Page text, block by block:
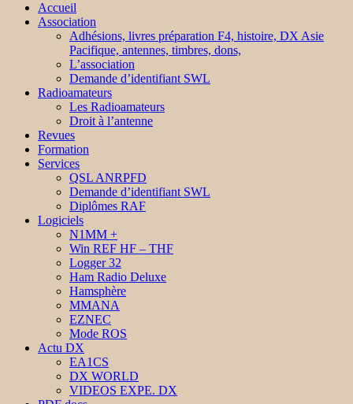
Accueil
Association
Adhésions, livres préparation F4, histoire, DX Asie
Pacifique, antennes, timbres, dons,
L’association
Demande d’identifiant SWL
Radioamateurs
Les Radioamateurs
Droit à l’antenne
Revues
Formation
Services
QSL ANRPFD
Demande d’identifiant SWL
Diplômes RAF
Logiciels
N1MM +
Win REF HF – THF
Logger 32
Ham Radio Deluxe
Hamsphère
MMANA
EZNEC
Mode ROS
Actu DX
EA1CS
DX WORLD
VIDEOS EXPE. DX